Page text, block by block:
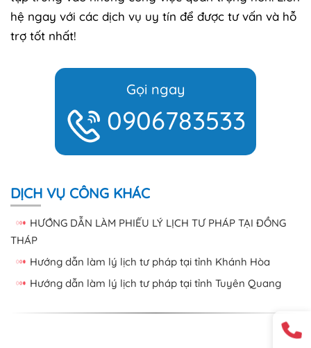
hệ ngay với các dịch vụ uy tín để được tư vấn và hỗ
trợ tốt nhất!
Gọi ngay
0906783533
DỊCH VỤ CÔNG KHÁC
HƯỚNG DẪN LÀM PHIẾU LÝ LỊCH TƯ PHÁP TẠI ĐỒNG
THÁP
Hướng dẫn làm lý lịch tư pháp tại tỉnh Khánh Hòa
Hướng dẫn làm lý lịch tư pháp tại tỉnh Tuyên Quang